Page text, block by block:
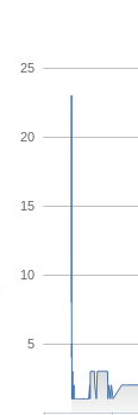
5
10
15
20
25